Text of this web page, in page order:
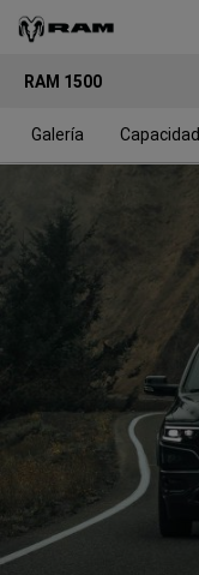
RAM 1500
Galería Capacidad